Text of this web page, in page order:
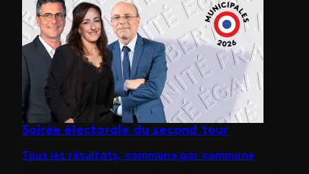
Soirée électorale du second tour
Tous les résultats, commune par commune